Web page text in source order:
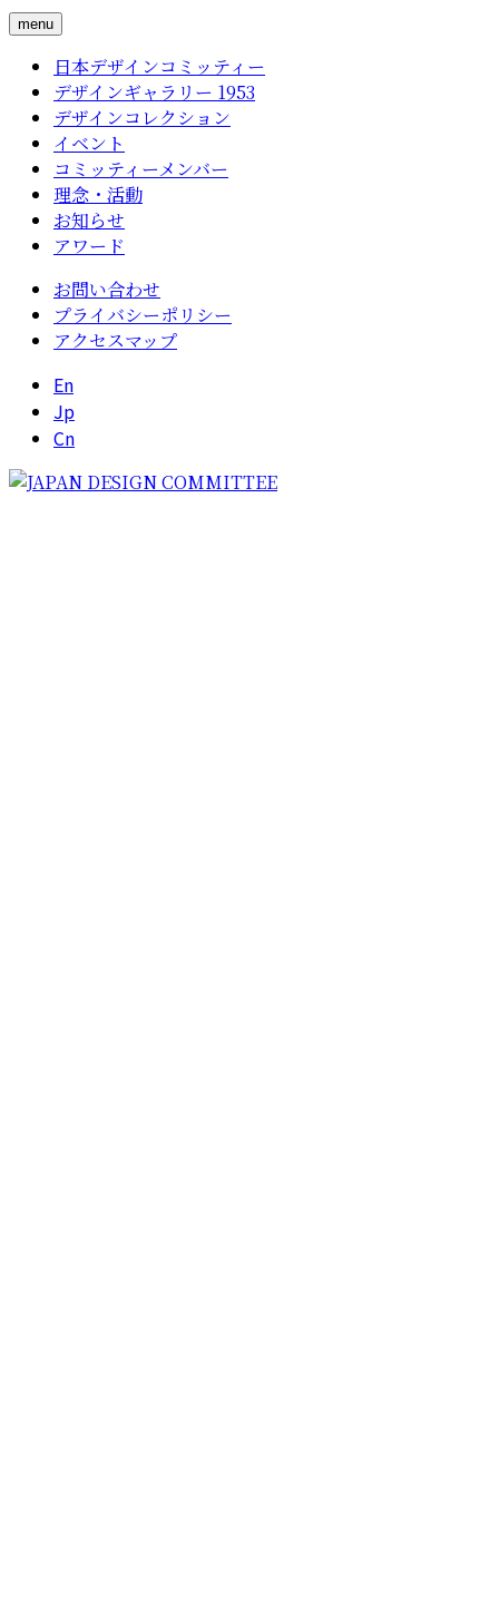
menu
日本デザインコミッティー
デザインギャラリー 1953
デザインコレクション
イベント
コミッティーメンバー
理念・活動
お知らせ
アワード
お問い合わせ
プライバシーポリシー
アクセスマップ
En
Jp
Cn